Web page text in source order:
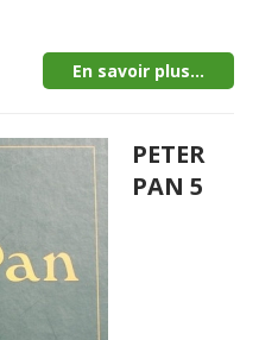
En savoir plus...
PETER
PAN 5